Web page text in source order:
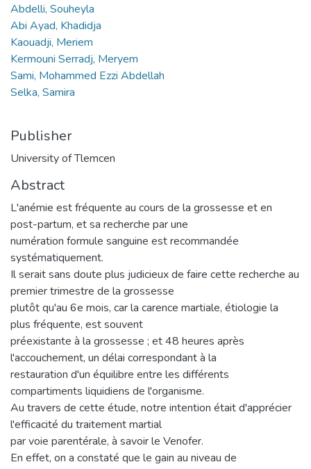
Abdelli, Souheyla
Abi Ayad, Khadidja
Kaouadji, Meriem
Kermouni Serradj, Meryem
Sami, Mohammed Ezzi Abdellah
Selka, Samira
Publisher
University of Tlemcen
Abstract
L'anémie est fréquente au cours de la grossesse et en
post-partum, et sa recherche par une
numération formule sanguine est recommandée
systématiquement.
Il serait sans doute plus judicieux de faire cette recherche au
premier trimestre de la grossesse
plutôt qu'au 6e mois, car la carence martiale, étiologie la
plus fréquente, est souvent
préexistante à la grossesse ; et 48 heures après
l'accouchement, un délai correspondant à la
restauration d'un équilibre entre les différents
compartiments liquidiens de l'organisme.
Au travers de cette étude, notre intention était d'apprécier
l'efficacité du traitement martial
par voie parentérale, à savoir le Venofer.
En effet, on a constaté que le gain au niveau de